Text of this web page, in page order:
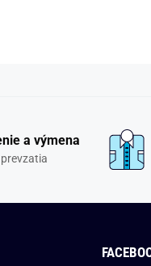
a výmena